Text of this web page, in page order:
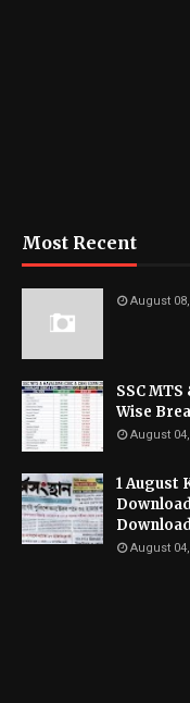
Most Recent
August
SSC
Wise
August
1 August
Download
August